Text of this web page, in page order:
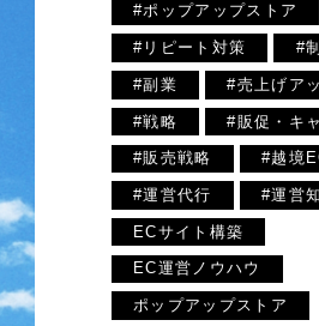
#ポップアップストア
#リピート対策 #
#副業 #売上げア
#戦略 #販促・キ
#販売戦略 #越境
#運営代行 #運営
ECサイト構築
EC運営ノウハウ
ポップアップストア